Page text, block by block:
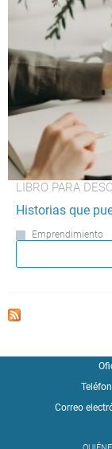
LIBRO PARA
Historias que
Emprendimiento
Correo